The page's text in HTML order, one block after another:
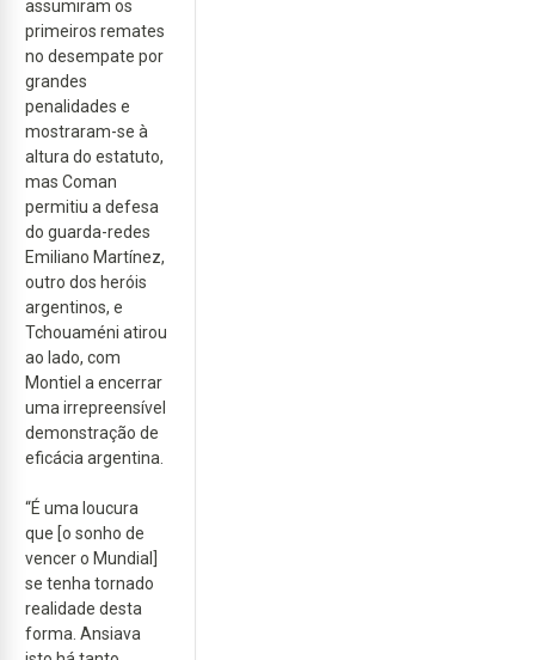
assumiram os
primeiros remates
no desempate por
grandes
penalidades e
mostraram-se à
altura do estatuto,
mas Coman
permitiu a defesa
do guarda-redes
Emiliano Martínez,
outro dos heróis
argentinos, e
Tchouaméni atirou
ao lado, com
Montiel a encerrar
uma irrepreensível
demonstração de
eficácia argentina.
“É uma loucura
que [o sonho de
vencer o Mundial]
se tenha tornado
realidade desta
forma. Ansiava